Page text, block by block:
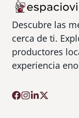
Descubre las
cerca de ti.
productores
experiencia